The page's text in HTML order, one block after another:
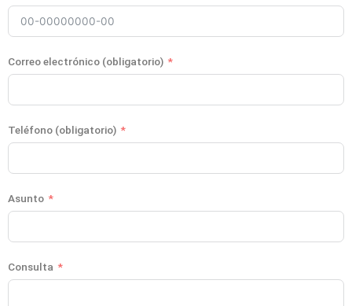
Correo electrónico (obligatorio)
Teléfono (obligatorio)
Asunto
Consulta